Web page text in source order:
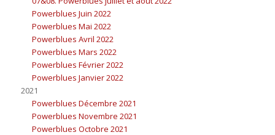
Powerblues Juin 2022
Powerblues Mai 2022
Powerblues Avril 2022
Powerblues Mars 2022
Powerblues Février 2022
Powerblues Janvier 2022
2021
Powerblues Décembre 2021
Powerblues Novembre 2021
Powerblues Octobre 2021